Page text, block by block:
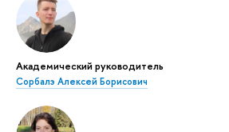
Академический руководитель
Сорбалэ Алексей Борисович